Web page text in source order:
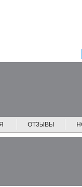
ОТЗЫВЫ